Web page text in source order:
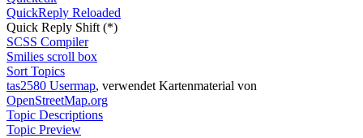
QuickReply Reloaded
Quick Reply Shift (*)
SCSS Compiler
Smilies scroll box
Sort Topics
tas2580 Usermap, verwendet Kartenmaterial von
OpenStreetMap.org
Topic Descriptions
Topic Preview